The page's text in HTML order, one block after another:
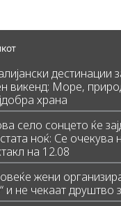
дестинации
викенд: Море,
храна
село сонцето ќе
ноќ: Се очекува
на 12.08
жени
и не чекаат друштво